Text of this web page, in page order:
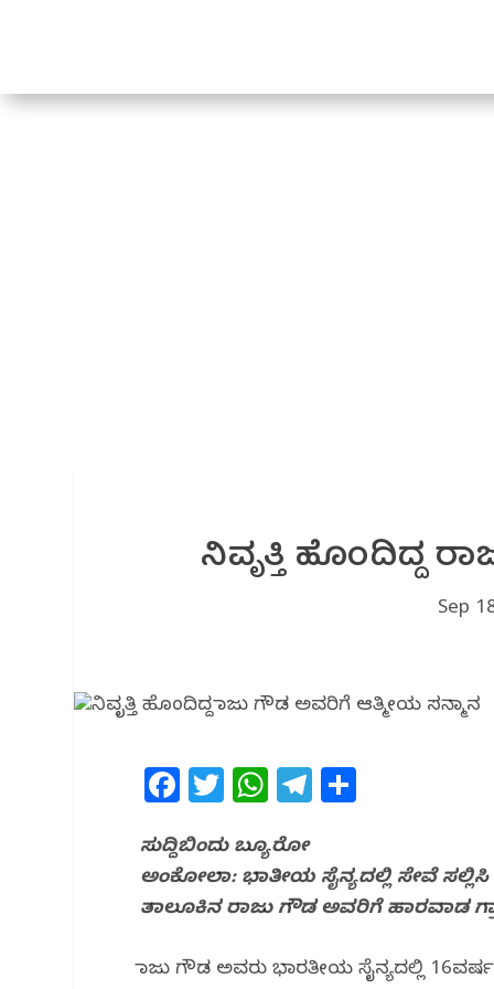
ನಿವೃತ್ತಿ ಹೊಂದಿದ್ದ
Sep
F
c
e
b
o
T
itt
e
r
W
at
s
A
p
T
e
g
ra
m
ar
e
ಸುದ್ದಿಬಿಂದು ಬ್ಯೂರೋ
ಅಂಕೋಲಾ: ಭಾತೀಯ ಸೈನ್ಯದಲ್ಲಿ ಸೇವೆ
ತಾಲೂಕಿನ ರಾಜು ಗೌಡ ಅವರಿಗೆ ಹಾರವಾಡ
ರಾಜು ಗೌಡ ಅವರು ಭಾರತೀಯ ಸೈನ್ಯದಲ್ಲಿ